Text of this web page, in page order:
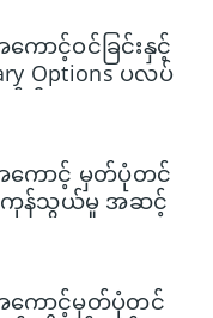
ောင့်ဝင်ခြင်းနှင့်
Options ပလပ်
ါ။
အကောင့် မှတ်ပုံတင်
ြ ကုန်သွယ်မှု အဆင့်
အကောင့်မှတ်ပုံတင်